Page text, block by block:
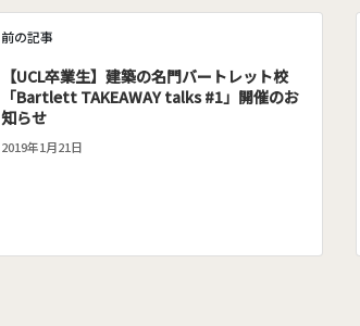
前の記事
【UCL卒業生】建築の名門バートレット校
「Bartlett TAKEAWAY talks #1」開催のお
知らせ
2019年1月21日